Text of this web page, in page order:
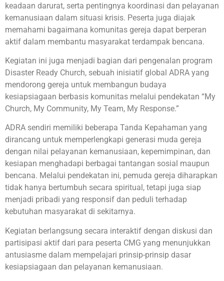
keadaan darurat, serta pentingnya koordinasi dan pelayanan
kemanusiaan dalam situasi krisis. Peserta juga diajak
memahami bagaimana komunitas gereja dapat berperan
aktif dalam membantu masyarakat terdampak bencana.
Kegiatan ini juga menjadi bagian dari pengenalan program
Disaster Ready Church, sebuah inisiatif global ADRA yang
mendorong gereja untuk membangun budaya
kesiapsiagaan berbasis komunitas melalui pendekatan “My
Church, My Community, My Team, My Response.”
ADRA sendiri memiliki beberapa Tanda Kepahaman yang
dirancang untuk memperlengkapi generasi muda gereja
dengan nilai pelayanan kemanusiaan, kepemimpinan, dan
kesiapan menghadapi berbagai tantangan sosial maupun
bencana. Melalui pendekatan ini, pemuda gereja diharapkan
tidak hanya bertumbuh secara spiritual, tetapi juga siap
menjadi pribadi yang responsif dan peduli terhadap
kebutuhan masyarakat di sekitarnya.
Kegiatan berlangsung secara interaktif dengan diskusi dan
partisipasi aktif dari para peserta CMG yang menunjukkan
antusiasme dalam mempelajari prinsip-prinsip dasar
kesiapsiagaan dan pelayanan kemanusiaan.